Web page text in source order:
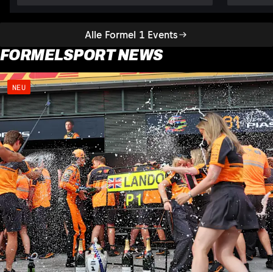
Alle Formel 1 Events
FORMELSPORT NEWS
NEU